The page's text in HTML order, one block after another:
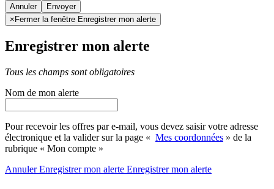
Annuler
× Fermer la fenêtre Enregistrer mon alerte
Enregistrer mon alerte
Tous les champs sont obligatoires
Nom de mon alerte
Pour recevoir les offres par e-mail, vous devez saisir votre adresse
électronique et la valider sur la page « Mes coordonnées » de la
rubrique « Mon compte »
AnnulerEnregistrer mon alerte Enregistrermon alerte